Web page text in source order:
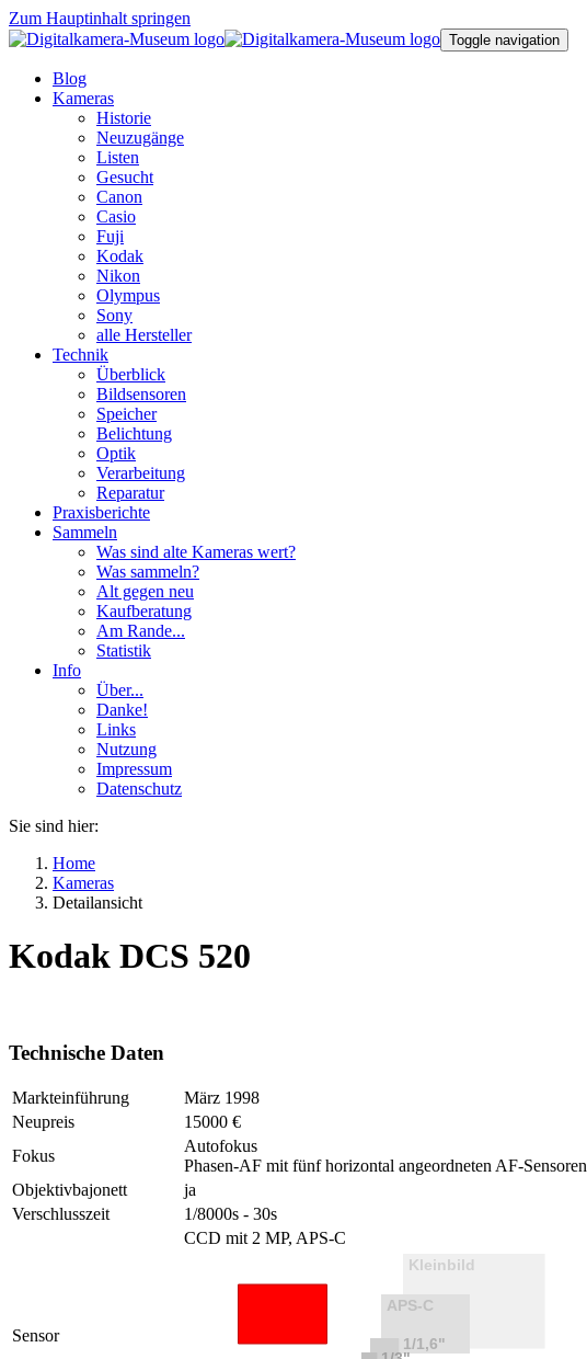
Zum Hauptinhalt springen
Toggle navigation
Blog
Kameras
Historie
Neuzugänge
Listen
Gesucht
Canon
Casio
Fuji
Kodak
Nikon
Olympus
Sony
alle Hersteller
Technik
Überblick
Bildsensoren
Speicher
Belichtung
Optik
Verarbeitung
Reparatur
Praxisberichte
Sammeln
Was sind alte Kameras wert?
Was sammeln?
Alt gegen neu
Kaufberatung
Am Rande...
Statistik
Info
Über...
Danke!
Links
Nutzung
Impressum
Datenschutz
Sie sind hier:
Home
Kameras
Detailansicht
Kodak DCS 520
Technische Daten
Markteinführung
März 1998
Neupreis
15000 €
Fokus
Autofokus
Phasen-AF mit fünf horizontal angeordneten AF-Sensoren
Objektivbajonett
ja
Verschlusszeit
1/8000s - 30s
Sensor
CCD mit 2 MP, APS-C